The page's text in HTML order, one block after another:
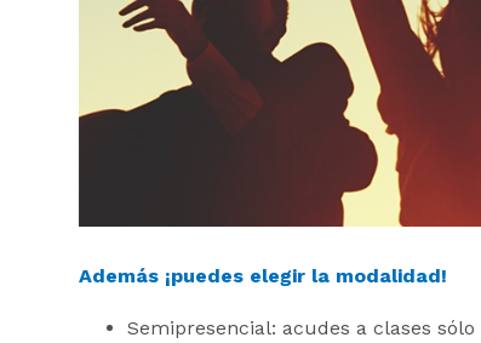
Además ¡puedes elegir la modalidad!
Semipresencial: acudes a clases